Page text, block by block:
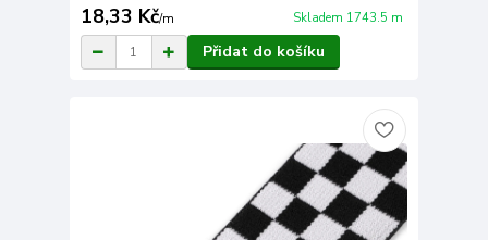
18,33 Kč/m Skladem 1743.5 m
Přidat do košíku